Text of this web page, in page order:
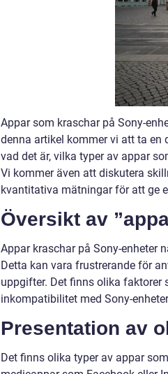
Appar som kraschar på Sony-
denna artikel kommer vi att ta en
vad det är, vilka typer av appar
Vi kommer även att diskutera
kvantitativa mätningar för att ge
Översikt av
Appar kraschar på Sony-enheter
Detta kan vara frustrerande för
uppgifter. Det finns olika faktorer
inkompatibilitet med Sony-
Presentation av
Det finns olika typer av appar